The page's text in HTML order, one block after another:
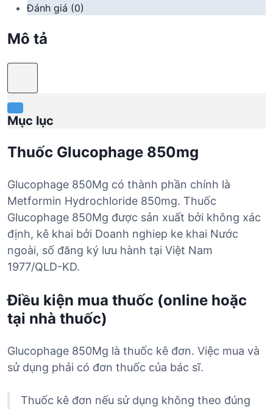
Đánh giá (0)
Mô tả
Mục lục
Thuốc Glucophage 850mg
Glucophage 850Mg có thành phần chính là
Metformin Hydrochloride 850mg. Thuốc
Glucophage 850Mg được sản xuất bởi không xác
định, kê khai bởi Doanh nghiep ke khai Nước
ngoài, số đăng ký lưu hành tại Việt Nam
1977/QLD-KD.
Điều kiện mua thuốc (online hoặc
tại nhà thuốc)
Glucophage 850Mg là thuốc kê đơn. Việc mua và
sử dụng phải có đơn thuốc của bác sĩ.
Thuốc kê đơn nếu sử dụng không theo đúng